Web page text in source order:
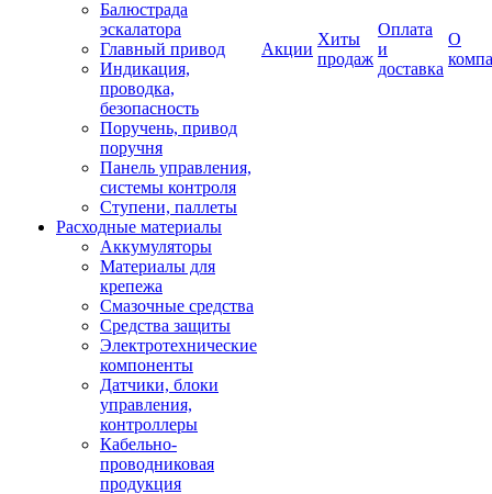
Балюстрада
эскалатора
Главный привод
Индикация,
проводка,
безопасность
Поручень, привод
поручня
Панель управления,
системы контроля
Ступени, паллеты
Расходные материалы
Аккумуляторы
Материалы для
крепежа
Смазочные средства
Средства защиты
Электротехнические
компоненты
Датчики, блоки
управления,
контроллеры
Кабельно-
проводниковая
продукция
Акции
Хиты
продаж
Оплата
и
доставка
О